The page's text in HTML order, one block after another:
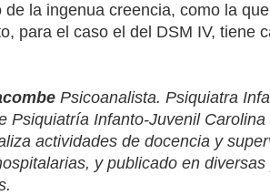
de la ingenua creencia, como la
para el caso el del DSM IV, tiene
Psicoanalista. Psiquiatra
Psiquiatría Infanto-Juvenil
actividades de docencia y
y publicado en